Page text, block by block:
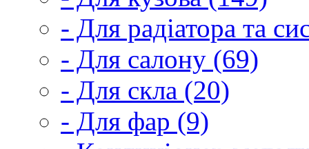
- Для радіатора та
- Для салону (69)
- Для скла (20)
- Для фар (9)